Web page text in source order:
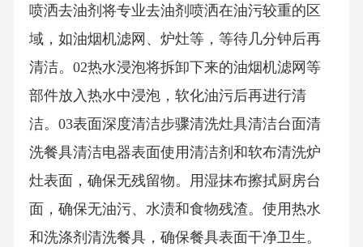
喷洒去油剂将专业去油剂喷洒在油污较重的区
域，如油烟机滤网、炉灶等，等待几分钟后再
清洁。02热水浸泡将拆卸下来的油烟机滤网等
部件放入热水中浸泡，软化油污后再进行清
洁。03表面深度清洁步骤清洗灶具清洁台面清
洗餐具清洁电器表面使用清洁剂和软布清洗炉
灶表面，确保无残留物。用湿抹布擦拭厨房台
面，确保无油污、水渍和食物残渣。使用热水
和洗涤剂清洗餐具，确保餐具表面干净卫生。